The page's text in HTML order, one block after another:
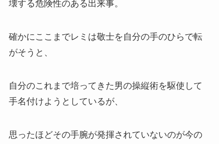
壊する危険性のある出来事。
確かにここまでレミは敬士を自分の手のひらで転
がそうと、
自分のこれまで培ってきた男の操縦術を駆使して
手名付けようとしているが、
思ったほどその手腕が発揮されていないのが今の